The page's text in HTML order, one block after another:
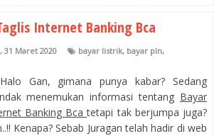
Internet Banking Bca
31 Maret 2020 bayar listrik, bayar pln,
Gan, gimana punya kabar? Sedang
menemukan informasi tentang Bayar
Banking Bcatetapi tak berjumpa juga?
Kenapa? Sebab Juragan telah hadir di web